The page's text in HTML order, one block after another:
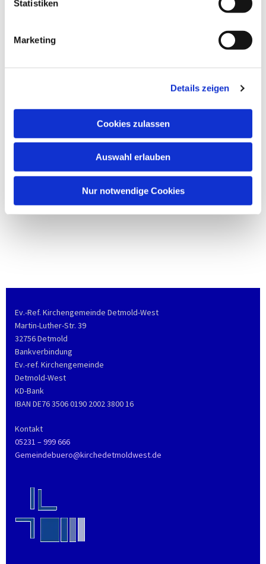
Statistiken
Marketing
Details zeigen
Cookies zulassen
Auswahl erlauben
Nur notwendige Cookies
Ev.-Ref. Kirchengemeinde Detmold-West
Martin-Luther-Str. 39
32756 Detmold
Bankverbindung
Ev.-ref. Kirchengemeinde
Detmold-West
KD-Bank
IBAN DE76 3506 0190 2002 3800 16
Kontakt
05231 – 999 666
Gemeindebuero@kirchedetmoldwest.de